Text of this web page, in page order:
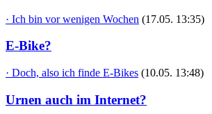
· Ich bin vor wenigen Wochen (17.05. 13:35)
E-Bike?
· Doch, also ich finde E-Bikes (10.05. 13:48)
Urnen auch im Internet?